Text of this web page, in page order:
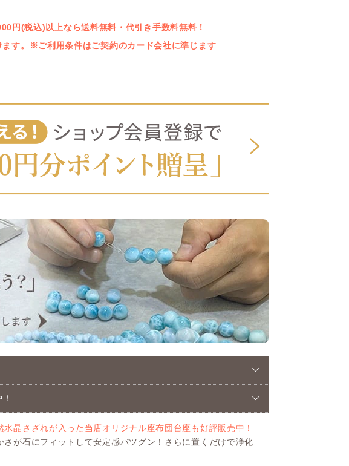
円(税込)以上なら送料無料・代引き手数料無料！
す。※ご利用条件はご契約のカード会社に準じます
水晶さざれが入った当店オリジナル座布団台座も好評販売中！
さが石にフィットして安定感バツグン！さらに置くだけで浄化